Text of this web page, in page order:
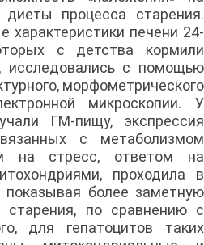
диеты процесса старения.
характеристики печени 24-
с детства кормили
исследовались с помощью
морфометрического
микроскопии. У
ГМ-пищу, экспрессия
с метаболизмом
на стресс, ответом на
проходила в
показывая более заметную
старения, по сравнению с
для гепатоцитов таких